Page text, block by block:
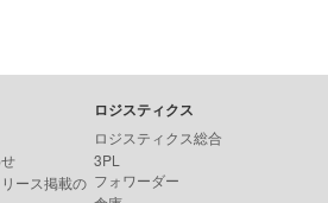
ース掲載の
ロジスティクス
ロジスティクス総合
3PL
フォワーダー